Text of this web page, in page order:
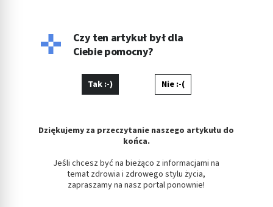
Czy ten artykuł był dla
Ciebie pomocny?
Tak :-) Nie :-(
Dziękujemy za przeczytanie naszego artykułu do
końca.
Jeśli chcesz być na bieżąco z informacjami na
temat zdrowia i zdrowego stylu życia,
zapraszamy na nasz portal ponownie!